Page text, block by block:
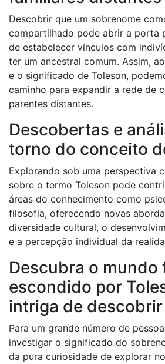
Descobrir que um sobrenome
compartilhado pode abrir a porta
de estabelecer vínculos com
ter um ancestral comum. Assim,
e o significado de Toleson,
caminho para expandir a rede de
parentes distantes.
Descobertas e
torno do conceito
Explorando sob uma perspectiva
sobre o termo Toleson pode
áreas do conhecimento como
filosofia, oferecendo novas
diversidade cultural, o
e a percepção individual da
Descubra o mundo
escondido por
intriga de
Para um grande número de
investigar o significado do
da pura curiosidade de explorar